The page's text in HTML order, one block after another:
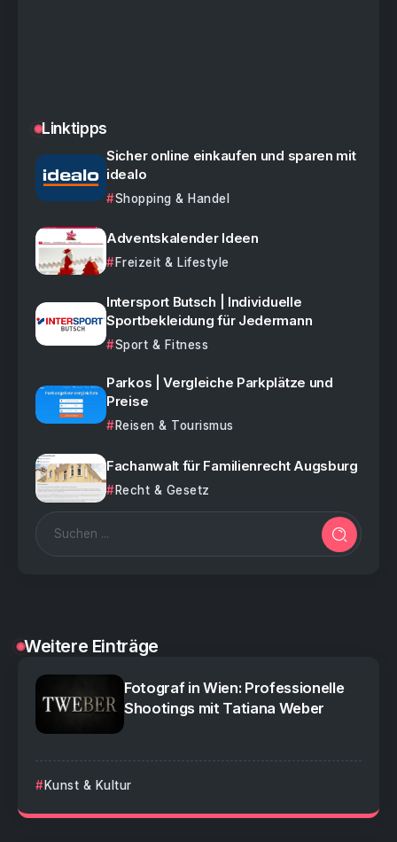
Linktipps
Sicher online einkaufen und sparen mit
idealo
Shopping & Handel
Adventskalender Ideen
Freizeit & Lifestyle
Intersport Butsch | Individuelle
Sportbekleidung für Jedermann
Sport & Fitness
Parkos | Vergleiche Parkplätze und
Preise
Reisen & Tourismus
Fachanwalt für Familienrecht Augsburg
Recht & Gesetz
Weitere Einträge
Fotograf in Wien: Professionelle
Shootings mit Tatiana Weber
Kunst & Kultur